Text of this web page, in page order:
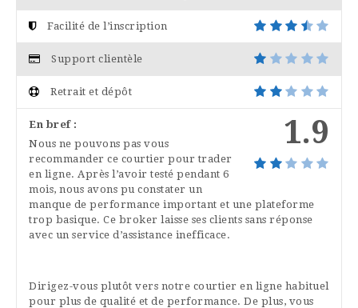
Facilité de l’inscription
Support clientèle
Retrait et dépôt
1.9
En bref :
Nous ne pouvons pas vous
recommander ce courtier pour trader
en ligne. Après l’avoir testé pendant 6
mois, nous avons pu constater un
manque de performance important et une plateforme
trop basique. Ce broker laisse ses clients sans réponse
avec un service d’assistance inefficace.
Dirigez-vous plutôt vers notre courtier en ligne habituel
pour plus de qualité et de performance. De plus, vous